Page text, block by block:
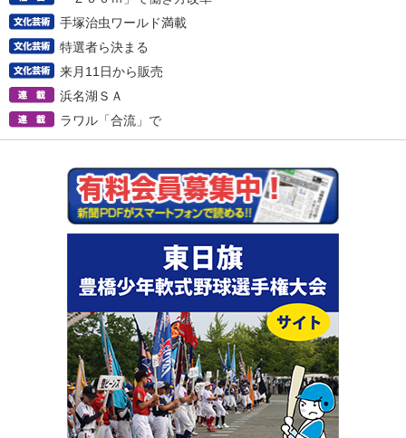
手塚治虫ワールド満載
特選者ら決まる
来月11日から販売
浜名湖ＳＡ
ラワル「合流」で